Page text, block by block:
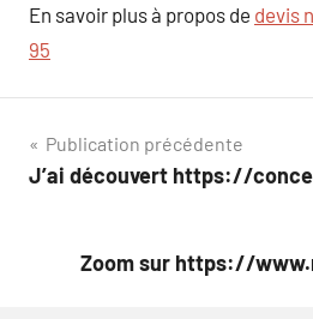
En savoir plus à propos de devis
95
Navigation
de
Publication précédente
J’ai découvert https://
Zoom sur https://